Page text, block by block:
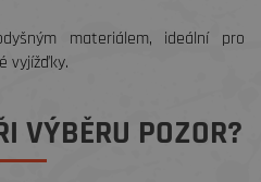
materiálem, ideální pro
vyjížďky.
VÝBĚRU POZOR?